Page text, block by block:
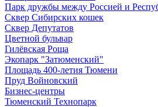
Парк дружбы между Россией и
Сквер Сибирских кошек
Сквер Депутатов
Цветной бульвар
Гилёвская Роща
Экопарк "Затюменский"
Площадь 400-летия Тюмени
Пруд Войновский
Бизнес-центры
Тюменский Технопарк